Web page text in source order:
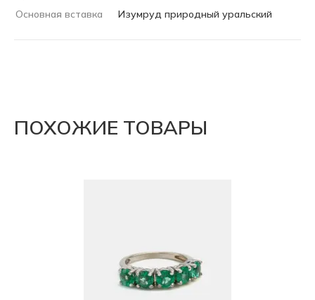
Основная вставка
Изумруд природный уральский
ПОХОЖИЕ ТОВАРЫ